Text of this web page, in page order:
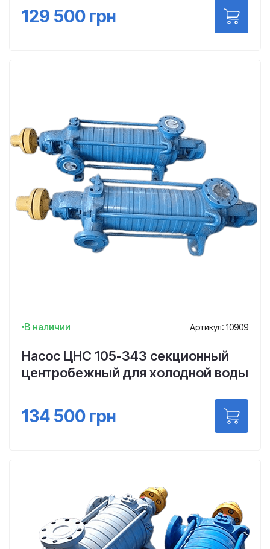
129 500 грн
В наличии Артикул: 10909
Насос ЦНС 105-343 секционный
центробежный для холодной воды
134 500 грн